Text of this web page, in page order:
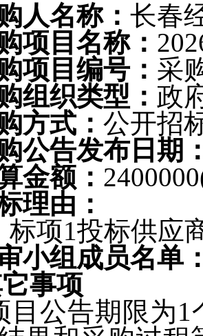
人名称： 长春
项目名称：
项目编号： 采
组织类型： 政
方式： 公开招
公告发布日期
金额： 2400000
理由：
标项1投标供应
小组成员名单
事项
目公告期限为